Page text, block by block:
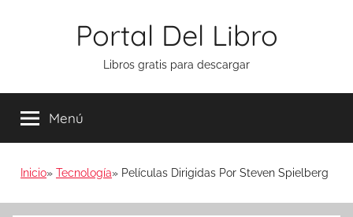
Portal Del Libro
Libros gratis para descargar
Menú
Inicio Tecnología Películas Dirigidas Por Steven Spielberg